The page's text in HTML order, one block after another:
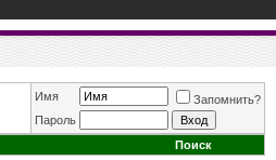
Имя
Запомнить?
Пароль
Поиск